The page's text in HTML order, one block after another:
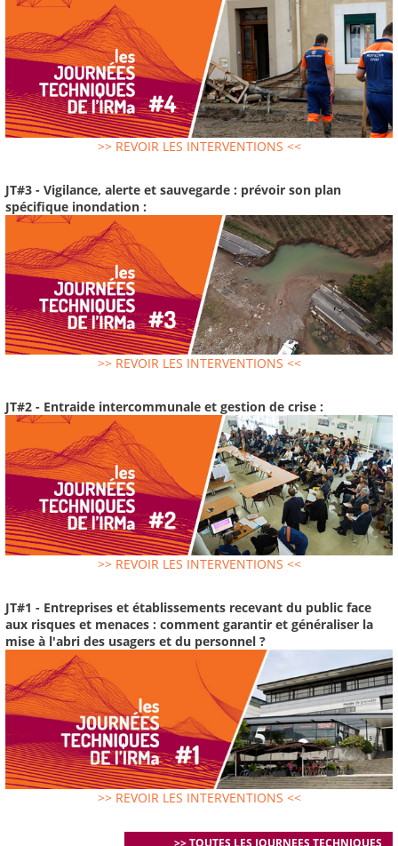
>> REVOIR LES INTERVENTIONS <<
JT#3 - Vigilance, alerte et sauvegarde : prévoir son plan
spécifique inondation :
>> REVOIR LES INTERVENTIONS <<
JT#2 - Entraide intercommunale et gestion de crise :
>> REVOIR LES INTERVENTIONS <<
JT#1 - Entreprises et établissements recevant du public face
aux risques et menaces : comment garantir et généraliser la
mise à l'abri des usagers et du personnel ?
>> REVOIR LES INTERVENTIONS <<